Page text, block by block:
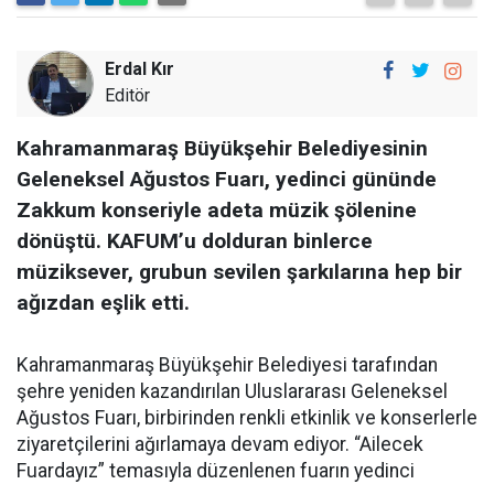
Erdal Kır
Editör
Kahramanmaraş Büyükşehir Belediyesinin
Geleneksel Ağustos Fuarı, yedinci gününde
Zakkum konseriyle adeta müzik şölenine
dönüştü. KAFUM’u dolduran binlerce
müziksever, grubun sevilen şarkılarına hep bir
ağızdan eşlik etti.
Kahramanmaraş Büyükşehir Belediyesi tarafından
şehre yeniden kazandırılan Uluslararası Geleneksel
Ağustos Fuarı, birbirinden renkli etkinlik ve konserlerle
ziyaretçilerini ağırlamaya devam ediyor. “Ailecek
Fuardayız” temasıyla düzenlenen fuarın yedinci